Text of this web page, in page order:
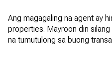
Ang magagaling na agent ay
properties. Mayroon din
na tumutulong sa buong